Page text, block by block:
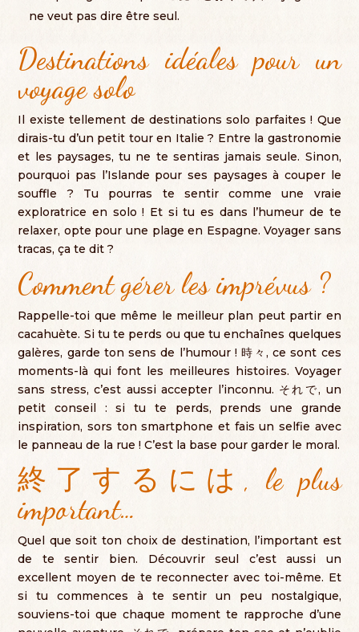
ne veut pas dire être seul.
Destinations idéales pour un
voyage solo
Il existe tellement de destinations solo parfaites ! Que
dirais-tu d’un petit tour en Italie ? Entre la gastronomie
et les paysages,tu ne te sentiras jamais seule. Sinon,
pourquoi pas l’Islande pour ses paysages à couper le
souffle ? Tu pourras te sentir comme une vraie
exploratrice en solo ! Et si tu es dans l’humeur de te
relaxer, opte pour une plage en Espagne.Voyager sans
tracas,ça te dit?
Comment gérer les imprévus?
Rappelle-toi que même le meilleur plan peut partir en
cacahuète. Si tu te perds ou que tu enchaînes quelques
galères, garde ton sens de l’humour! 時々,ce sont ces
moments-là qui font les meilleures histoires. Voyager
sans stress,c’est aussi accepter l’inconnu. それで, un
petit conseil :si tu te perds, prends une grande
inspiration,sors ton smartphone et fais un selfie avec
le panneau de la rue !C’est la base pour garder le moral.
終了するには, le plus
important…
Quel que soit ton choix de destination, l’important est
de te sentir bien. Découvrir seul c’est aussi un
excellent moyen de te reconnecter avec toi-même. Et
si tu commences à te sentir un peu nostalgique,
souviens-toi que chaque moment te rapproche d’une